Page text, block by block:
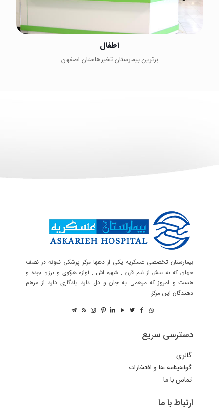
اطفال
برترین بیمارستان تخیرهاستان اصفهان
بیمارستان تخصصی عسکریه یکی از دهها مرکز پزشکی نمونه در نصف
جهان که به بیش از نیم قرن , شهره اش , آوازه هرکوی و برزن بوده و
هست و امروز که مرهمی به جان و دل دارد یادگاری دارد از مرهم
دهندگان این مرکز.
دسترسی سریع
گالری
گواهینامه ها و افتخارات
تماس با ما
ارتباط با ما